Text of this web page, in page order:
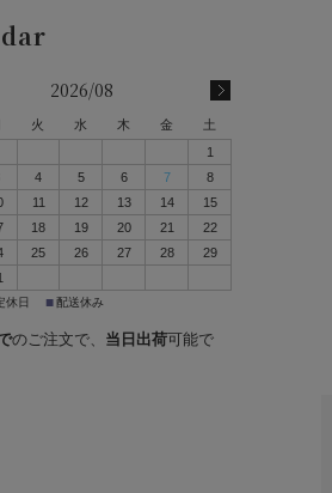
2026/08
火 水 木 金
土
1
4 5 6 7
8
11 12 13 14
15
18 19 20 21
22
25 26 27 28
29
休日 ■配送休み
のご注文で、 当日出荷可能で